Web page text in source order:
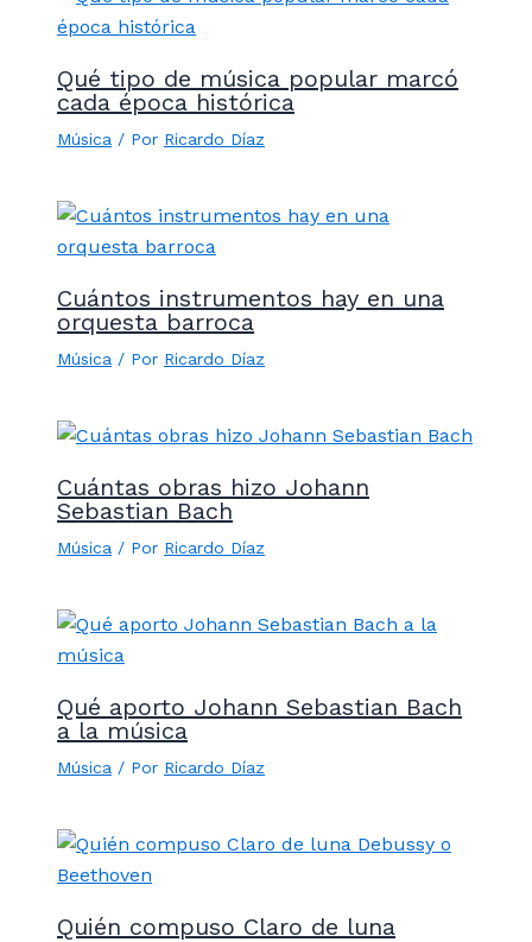
Qué tipo de música popular marcó
cada época histórica
Música / Por Ricardo Díaz
Cuántos instrumentos hay en una
orquesta barroca
Música / Por Ricardo Díaz
Cuántas obras hizo Johann
Sebastian Bach
Música / Por Ricardo Díaz
Qué aporto Johann Sebastian Bach
a la música
Música / Por Ricardo Díaz
Quién compuso Claro de luna